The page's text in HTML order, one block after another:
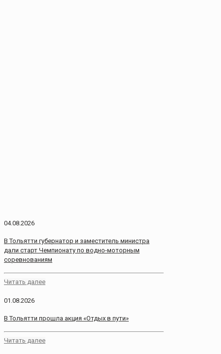
04.08.2026
В Тольятти губернатор и заместитель министра
дали старт Чемпионату по водно-моторным
соревнованиям
Читать далее
01.08.2026
В Тольятти прошла акция «Отдых в пути»
Читать далее